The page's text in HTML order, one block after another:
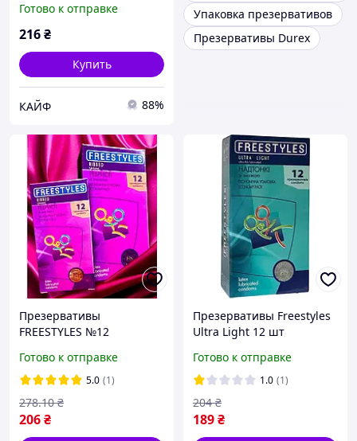
Фристайлс Кайф
Готово к отправке
216₴
Купить
КАЙФ 88%
Упаковка презервативов
Презервативы Durex
Презервативы
FREESTYLES №12
ощущений и комфортной
близости.
Готово к отправке
5.0 (1)
206₴
278.10 ₴
Презервативы Freestyles
Ultra Light 12 шт
Готово к отправке
1.0 (1)
189₴
204 ₴